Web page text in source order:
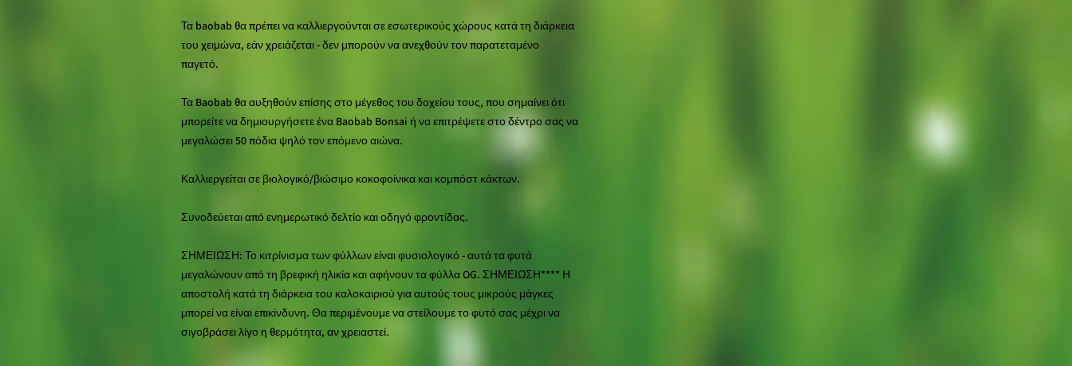
Τα baobab θα πρέπει να καλλιεργούνται σε εσωτερικούς χώρους κατά τη διάρκεια
του χειμώνα, εάν χρειάζεται - δεν μπορούν να ανεχθούν τον παρατεταμένο
παγετό.
Τα Baobab θα αυξηθούν επίσης στο μέγεθος του δοχείου τους, που σημαίνει ότι
μπορείτε να δημιουργήσετε ένα Baobab Bonsai ή να επιτρέψετε στο δέντρο σας να
μεγαλώσει 50 πόδια ψηλό τον επόμενο αιώνα.
Καλλιεργείται σε βιολογικό/βιώσιμο κοκοφοίνικα και κομπόστ κάκτων.
Συνοδεύεται από ενημερωτικό δελτίο και οδηγό φροντίδας.
ΣΗΜΕΙΩΣΗ: Το κιτρίνισμα των φύλλων είναι φυσιολογικό - αυτά τα φυτά
μεγαλώνουν από τη βρεφική ηλικία και αφήνουν τα φύλλα OG. ΣΗΜΕΙΩΣΗ**** Η
αποστολή κατά τη διάρκεια του καλοκαιριού για αυτούς τους μικρούς μάγκες
μπορεί να είναι επικίνδυνη. Θα περιμένουμε να στείλουμε το φυτό σας μέχρι να
σιγοβράσει λίγο η θερμότητα, αν χρειαστεί.